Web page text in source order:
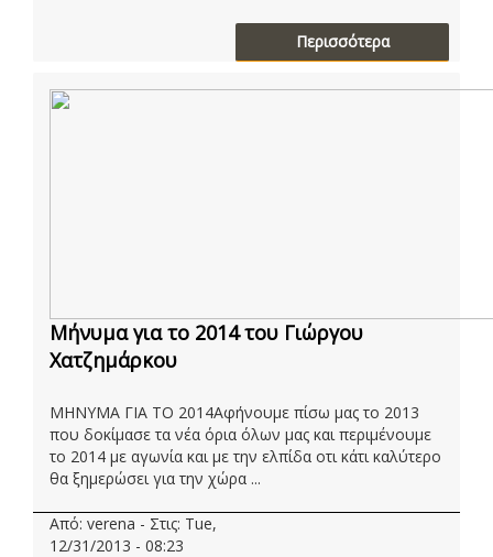
Περισσότερα
Μήνυμα για το 2014 του Γιώργου
Χατζημάρκου
ΜΗΝΥΜΑ ΓΙΑ ΤΟ 2014Αφήνουμε πίσω μας το 2013
που δοκίμασε τα νέα όρια όλων μας και περιμένουμε
το 2014 με αγωνία και με την ελπίδα οτι κάτι καλύτερο
θα ξημερώσει για την χώρα ...
Από: verena - Στις: Tue,
12/31/2013 - 08:23